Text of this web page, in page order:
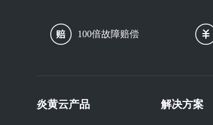
100倍故障赔偿
炎黄云产品 解决方案